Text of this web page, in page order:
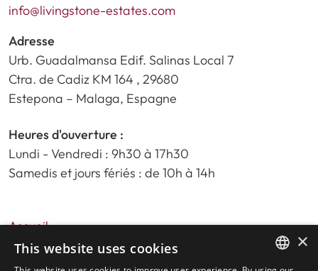
info@livingstone-estates.com
Adresse
Urb. Guadalmansa Edif. Salinas Local 7
Ctra. de Cadiz KM 164 , 29680
Estepona – Malaga, Espagne
Heures d'ouverture :
Lundi - Vendredi : 9h30 à 17h30
Samedis et jours fériés : de 10h à 14h
Accueil
Recherche de propriété
Veuillez nous évaluer
×
This website uses cookies